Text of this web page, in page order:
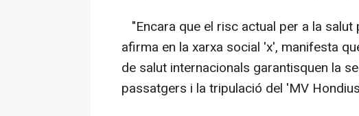
"Encara que el risc actual per a la
afirma en la xarxa social 'x', manifesta
de salut internacionals garantisquen la
passatgers i la tripulació del 'MV